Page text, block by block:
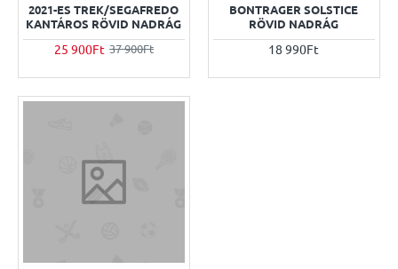
2021-ES TREK/SEGAFREDO
KANTÁROS RÖVID NADRÁG
25 900Ft 37 900Ft
BONTRAGER SOLSTICE
RÖVID NADRÁG
18 990Ft